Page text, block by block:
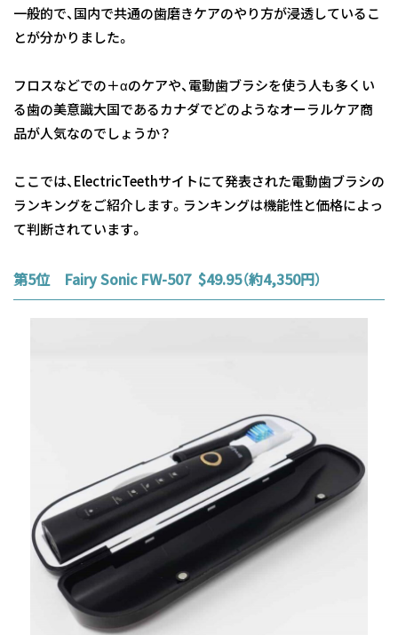
一般的で、国内で共通の歯磨きケアのやり方が浸透しているこ
とが分かりました。
フロスなどでの＋αのケアや、電動歯ブラシを使う人も多くい
る歯の美意識大国であるカナダでどのようなオーラルケア商
品が人気なのでしょうか？
ここでは、ElectricTeethサイトにて発表された電動歯ブラシの
ランキングをご紹介します。ランキングは機能性と価格によっ
て判断されています。
第5位 Fairy Sonic FW-507 $49.95（約4,350円）